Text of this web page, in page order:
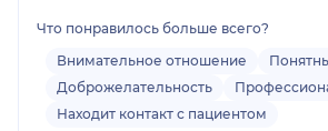
Что понравилось больше всего?
Внимательное отношение
Доброжелательность
Находит контакт с пациентом